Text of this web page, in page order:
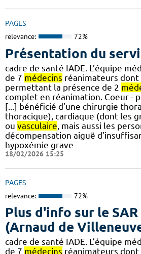
PAGES
relevance: 72%
Présentation du
cadre de santé IADE. L’équipe
de 7 médecins réanimateurs dont
permettant la présence de 2
complet en réanimation. Coeur -
[...] bénéficié d’une chirurgie
thoracique), cardiaque (dont les
ou vasculaire , mais aussi les
décompensation aiguë
hypoxémie grave
18/02/2026 15:25
PAGES
relevance: 72%
Plus d'info sur le
(Arnaud de
cadre de santé IADE. L’équipe
de 7 médecins réanimateurs dont